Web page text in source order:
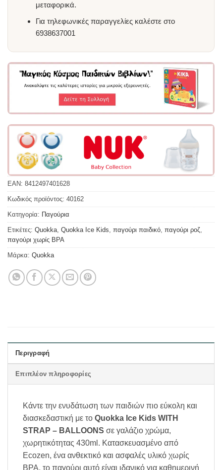
μεταφορικά.
Για τηλεφωνικές παραγγελίες καλέστε στο
6938637001
EAN: 8412497401628
Κωδικός προϊόντος: 40162
Κατηγορία: Παγούρια
Ετικέτες: Quokka, Quokka Ice Kids, παγούρι παιδικό, παγούρι ροζ,
παγούρι χωρίς BPA
Μάρκα: Quokka
Περιγραφή
Επιπλέον πληροφορίες
Κάντε την ενυδάτωση των παιδιών πιο εύκολη και
διασκεδαστική με το Quokka Ice Kids WITH
STRAP – BALLOONS σε γαλάζιο χρώμα,
χωρητικότητας 430ml. Κατασκευασμένο από
Ecozen, ένα ανθεκτικό και ασφαλές υλικό χωρίς
BPA, το παγούρι αυτό είναι ιδανικό για καθημερινή